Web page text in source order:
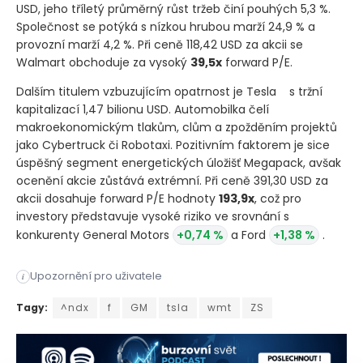
USD, jeho tříletý průměrný růst tržeb činí pouhých 5,3 %.
Společnost se potýká s nízkou hrubou marží 24,9 % a
provozní marží 4,2 %. Při ceně 118,42 USD za akcii se
Walmart obchoduje za vysoký 39,5x forward P/E.
Dalším titulem vzbuzujícím opatrnost je Tesla
s tržní
kapitalizací 1,47 bilionu USD. Automobilka čelí
makroekonomickým tlakům, clům a zpožděním projektů
jako Cybertruck či Robotaxi. Pozitivním faktorem je sice
úspěšný segment energetických úložišť Megapack, avšak
ocenění akcie zůstává extrémní. Při ceně 391,30 USD za
akcii dosahuje forward P/E hodnoty 193,9x, což pro
investory představuje vysoké riziko ve srovnání s
konkurenty General Motors +0,74 % a Ford +1,38 % .
i Upozornění pro uživatele
Americký index Nasdaq 100 sice nabízí technologické lídry,
Tagy: ^ndx f GM tsla wmt ZS